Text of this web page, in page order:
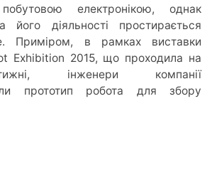
електронікою, однак
його діяльності простирається
Приміром, в рамках виставки
Exhibition 2015, що проходила на
інженери компанії
прототип робота для збору